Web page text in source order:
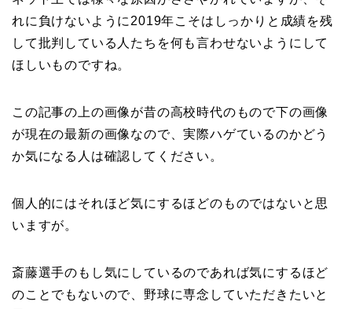
れに負けないように2019年こそはしっかりと成績を残
して批判している人たちを何も言わせないようにして
ほしいものですね。
この記事の上の画像が昔の高校時代のもので下の画像
が現在の最新の画像なので、実際ハゲているのかどう
か気になる人は確認してください。
個人的にはそれほど気にするほどのものではないと思
いますが。
斎藤選手のもし気にしているのであれば気にするほど
のことでもないので、野球に専念していただきたいと